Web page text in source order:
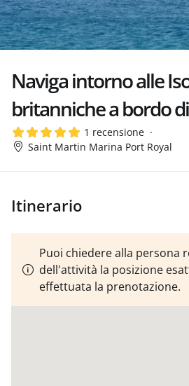
Naviga intorno alle
britanniche a bordo
1 recensione
Saint Martin Marina Port Royal
Itinerario
Puoi chiedere alla persona
dell'attività la posizione
effettuata la prenotazione.